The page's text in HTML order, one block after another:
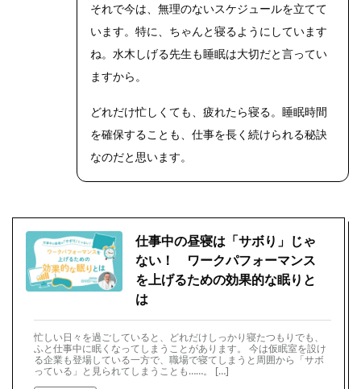
それで今は、無理のないスケジュールを立てて
います。特に、ちゃんと寝るようにしています
ね。水木しげる先生も睡眠は大切だと言ってい
ますから。
どれだけ忙しくても、疲れたら寝る。睡眠時間
を確保することも、仕事を長く続けられる秘訣
なのだと思います。
仕事中の昼寝は「サボり」じゃ
ない！ ワークパフォーマンス
を上げるための効果的な眠りと
は
忙しい日々を過ごしていると、どれだけしっかり寝たつもりでも、
ふと仕事中に眠くなってしまうことがあります。 今は仮眠室を設け
る企業も登場している一方で、職場で寝てしまうと周囲から「サボ
っている」と見られてしまうことも……。 […]